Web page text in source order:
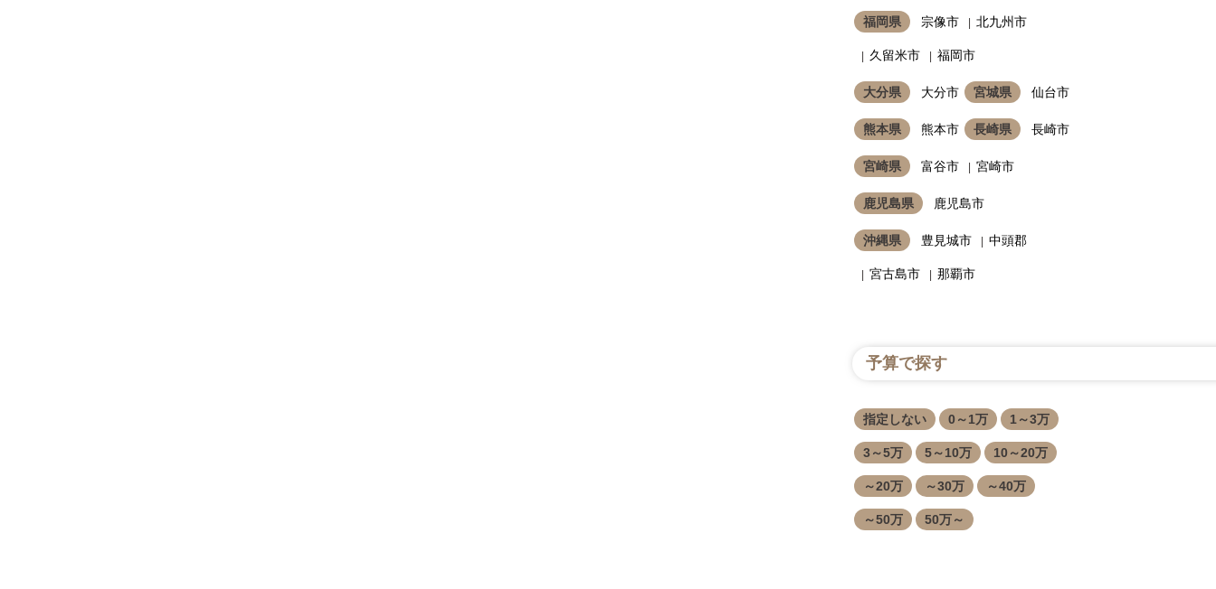
福岡県 宗像市 北九州市
久留米市 福岡市
大分県 大分市 宮城県 仙台市
熊本県 熊本市 長崎県 長崎市
宮崎県 富谷市 宮崎市
鹿児島県 鹿児島市
沖縄県 豊見城市 中頭郡
宮古島市 那覇市
予算で探す
指定しない 0～1万 1～3万
3～5万 5～10万 10～20万
～20万 ～30万 ～40万
～50万 50万～